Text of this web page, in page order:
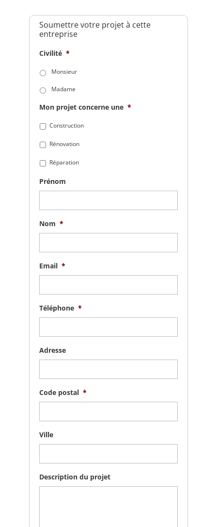
Soumettre votre projet à cette
entreprise
Civilité *
Monsieur
Madame
Mon projet concerne une *
Construction
Rénovation
Réparation
Prénom
Nom *
Email *
Téléphone *
Adresse
Code postal *
Ville
Description du projet